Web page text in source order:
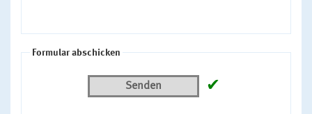
Formular abschicken
Senden ✔